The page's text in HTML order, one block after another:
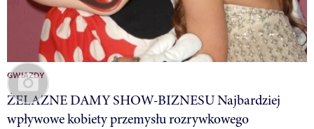
GWIAZDY
ŻELAZNE DAMY SHOW-BIZNESU Najbardziej
wpływowe kobiety przemysłu rozrywkowego